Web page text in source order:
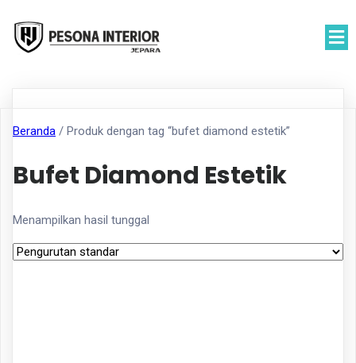
Beranda / Produk dengan tag “bufet diamond estetik”
Bufet Diamond Estetik
Menampilkan hasil tunggal